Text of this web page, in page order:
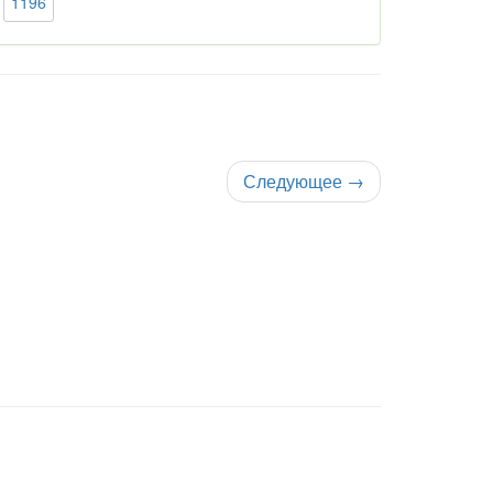
Следующее →